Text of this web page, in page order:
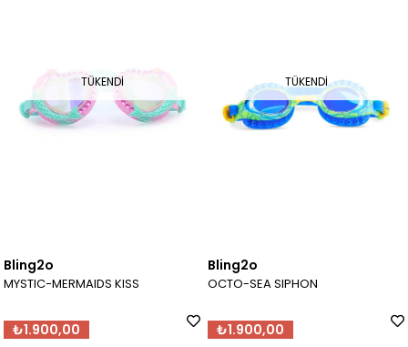
TÜKENDI
Bling2o
MYSTIC-MERMAIDS KISS
₺1.900,00
TÜKENDI
Bling2o
OCTO-SEA SIPHON
₺1.900,00